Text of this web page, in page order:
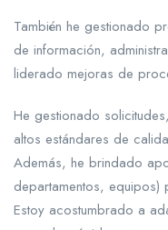
También he gestionado
de información,
liderado mejoras de
He gestionado
altos estándares de
Además, he brindado
departamentos,
Estoy acostumbrado a